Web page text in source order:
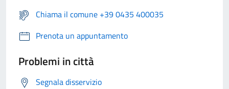
Chiama il comune +39 0435 400035
Prenota un appuntamento
Problemi in città
Segnala disservizio